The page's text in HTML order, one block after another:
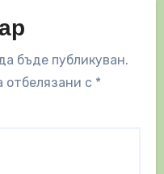
бъде публикуван.
отбелязани с *